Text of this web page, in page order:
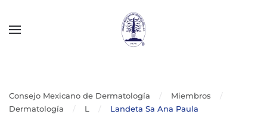
Consejo Mexicano de Dermatología
Miembros
Dermatología
L Landeta Sa Ana Paula